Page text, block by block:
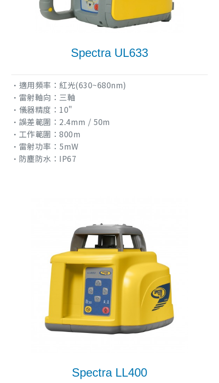
Spectra UL633
•適用頻率：紅光(630~680nm)
•雷射軸向：三軸
•儀器精度：10"
•誤差範圍：2.4mm / 50m
•工作範圍：800m
•雷射功率：5mW
•防塵防水：IP67
Spectra LL400